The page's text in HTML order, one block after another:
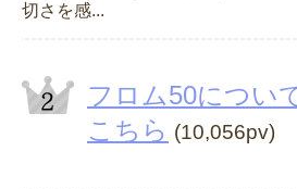
切さを感...
フロム50につい
こちら (10,056pv)